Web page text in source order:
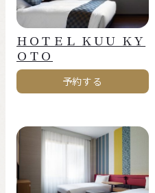
ＨＯＴＥＬ ＫＵＵ ＫＹ
ＯＴＯ
予約する